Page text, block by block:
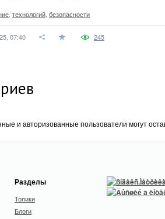
технологий безопасности
07:40 245
и авторизованные пользователи могут
Разделы
Топики
Блоги